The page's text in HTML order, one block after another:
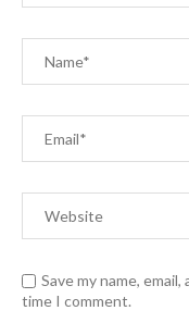
Save my name,
time I comment.